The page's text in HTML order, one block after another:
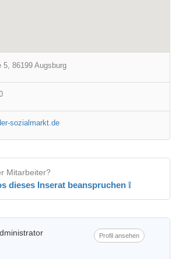
5, 86199 Augsburg
sozialmarkt.de
Mitarbeiter?
dieses Inserat beanspruchen ❕
Profil ansehen